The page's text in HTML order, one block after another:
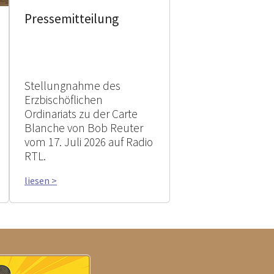
Pressemitteilung
Stellungnahme des
Erzbischöflichen
Ordinariats zu der Carte
Blanche von Bob Reuter
vom 17. Juli 2026 auf Radio
RTL.
liesen >